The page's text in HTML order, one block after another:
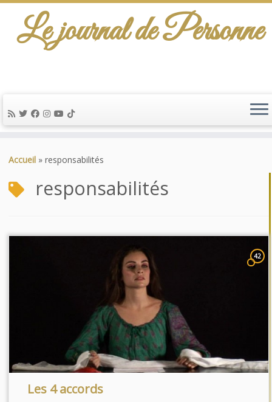
au
Le journal de Personne
Accueil » responsabilités
responsabilités
42
Les 4 accords